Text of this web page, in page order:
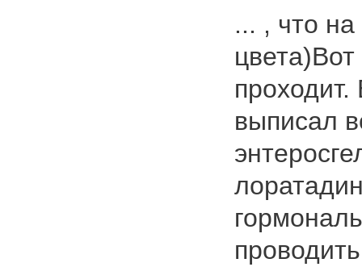
... , что на
выписал